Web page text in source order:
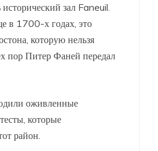
зал Faneuil.
в 1700-х годах, это
которую нельзя
пор Питер Фаней передал
оживленные
которые
район.